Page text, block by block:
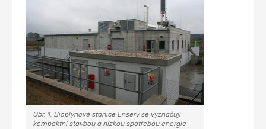
Obr. 1: Bioplynové stanice Enserv se vyznačují
kompaktní stavbou a nízkou spotřebou energie